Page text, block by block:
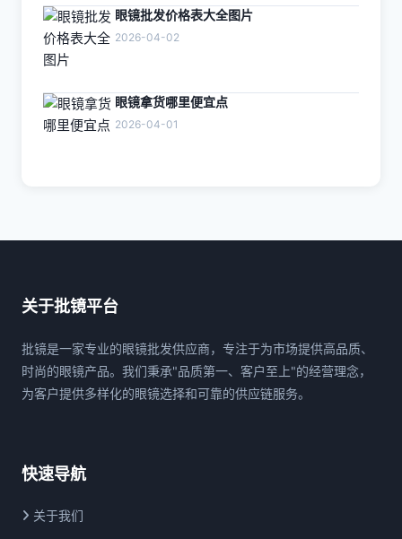
眼镜批发价格表大全图片
2026-04-02
眼镜拿货哪里便宜点
2026-04-01
关于批镜平台
批镜是一家专业的眼镜批发供应商，专注于为市场提供高品质、
时尚的眼镜产品。我们秉承"品质第一、客户至上"的经营理念，
为客户提供多样化的眼镜选择和可靠的供应链服务。
快速导航
关于我们